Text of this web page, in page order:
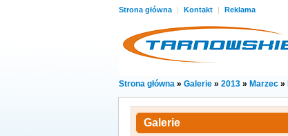
Strona główna | Kontakt | Reklama
Strona główna » Galerie » 2013 » Marzec »
Galerie